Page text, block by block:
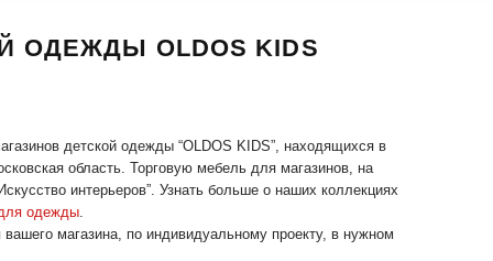
OLDOS KIDS
детской одежды “OLDOS KIDS”, находящихся в
область. Торговую мебель для магазинов, на
интерьеров”. Узнать больше о наших коллекциях
одежды.
магазина, по индивидуальному проекту, в нужном